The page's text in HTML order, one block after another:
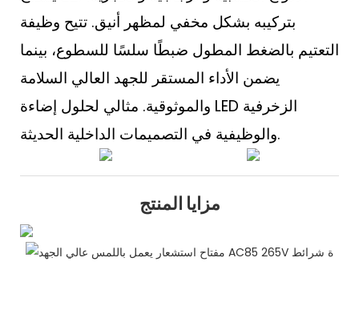
بتركيبه بشكل مخفي لمظهر أنيق. تتيح وظيفة
التعتيم بالضغط المطول ضبطًا سلسًا للسطوع، بينما
يضمن الأداء المستقر للجهد العالي السلامة
والموثوقية. مثالي لحلول إضاءة LED الزخرفية
والوظيفية في التصميمات الداخلية الحديثة.
مزايا المنتج